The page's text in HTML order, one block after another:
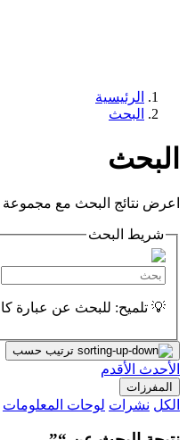
الرئيسية
البحث
البحث
اعرض نتائج البحث مع مجموعة
شريط البحث
💡 تلميح: للبحث عن عبارة
ترتيب حسب
الأحدث الأقدم
المفرزات
الكل نشرات لوحات المعلومات